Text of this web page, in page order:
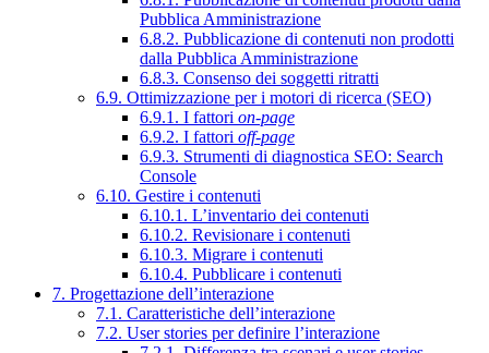
Pubblica Amministrazione
6.8.2. Pubblicazione di contenuti non prodotti
dalla Pubblica Amministrazione
6.8.3. Consenso dei soggetti ritratti
6.9. Ottimizzazione per i motori di ricerca (SEO)
6.9.1. I fattori on-page
6.9.2. I fattori off-page
6.9.3. Strumenti di diagnostica SEO: Search
Console
6.10. Gestire i contenuti
6.10.1. L’inventario dei contenuti
6.10.2. Revisionare i contenuti
6.10.3. Migrare i contenuti
6.10.4. Pubblicare i contenuti
7. Progettazione dell’interazione
7.1. Caratteristiche dell’interazione
7.2. User stories per definire l’interazione